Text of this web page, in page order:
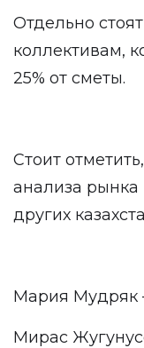
Отдельно
коллективам,
25% от сметы.
Стоит
анализа рынка
других
Мария Мудряк
Мирас